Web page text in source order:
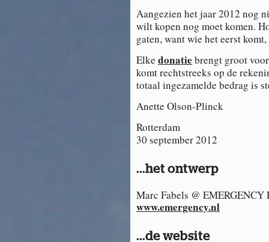
Aangezien het jaar 2012 nog
wilt kopen nog moet komen.
gaten, want wie het eerst
Elke donatie brengt groot
komt rechtstreeks op de
totaal ingezamelde bedrag is
Anette Olson-Plinck
Rotterdam
30 september 2012
...het ontwerp
Marc Fabels @ EMERGENCY
www.emergency.nl
...de website